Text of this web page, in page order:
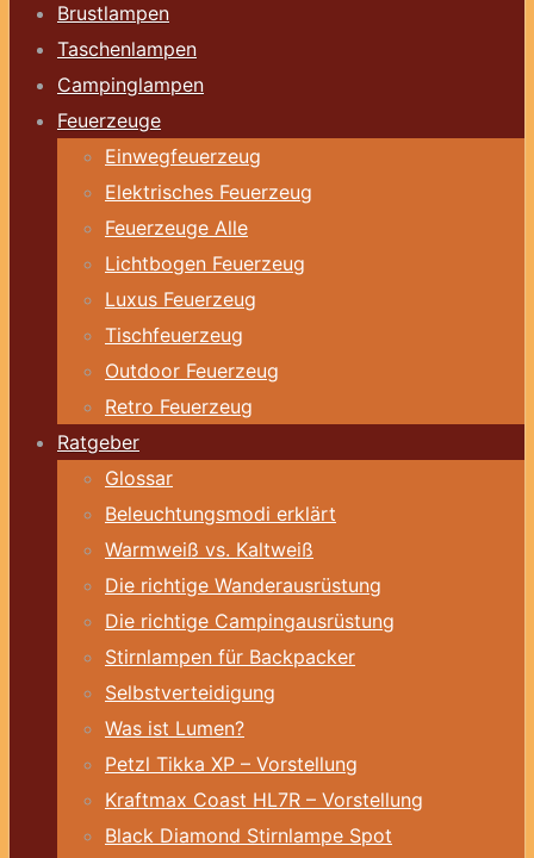
Brustlampen
Taschenlampen
Campinglampen
Feuerzeuge
Einwegfeuerzeug
Elektrisches Feuerzeug
Feuerzeuge Alle
Lichtbogen Feuerzeug
Luxus Feuerzeug
Tischfeuerzeug
Outdoor Feuerzeug
Retro Feuerzeug
Ratgeber
Glossar
Beleuchtungsmodi erklärt
Warmweiß vs. Kaltweiß
Die richtige Wanderausrüstung
Die richtige Campingausrüstung
Stirnlampen für Backpacker
Selbstverteidigung
Was ist Lumen?
Petzl Tikka XP – Vorstellung
Kraftmax Coast HL7R – Vorstellung
Black Diamond Stirnlampe Spot